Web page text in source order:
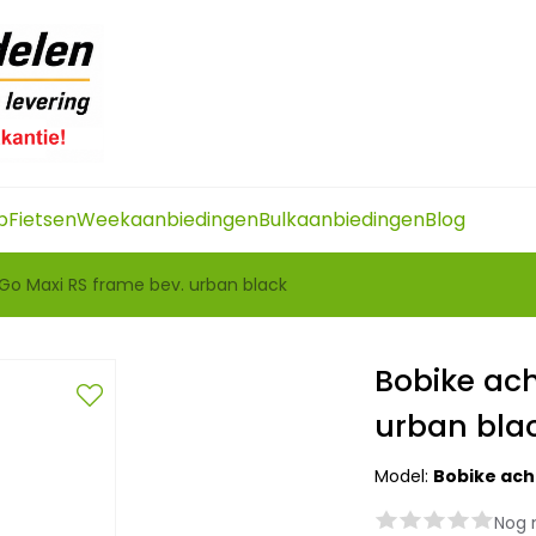
FietsenWeekaanbiedingenBulkaanbiedingenBlog
Maxi RS frame bev. urban black
Bobike
urban
Model: Bobike
Nog